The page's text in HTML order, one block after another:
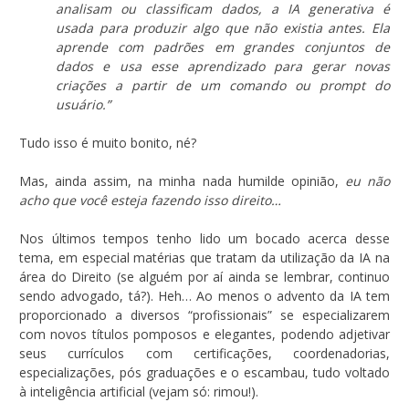
analisam ou classificam dados, a IA generativa é
usada para produzir algo que não existia antes. Ela
aprende com padrões em grandes conjuntos de
dados e usa esse aprendizado para gerar novas
criações a partir de um comando ou prompt do
usuário.”
Tudo isso é muito bonito, né?
Mas, ainda assim, na minha nada humilde opinião, eu não
acho que você esteja fazendo isso direito…
Nos últimos tempos tenho lido um bocado acerca desse
tema, em especial matérias que tratam da utilização da IA na
área do Direito (se alguém por aí ainda se lembrar, continuo
sendo advogado, tá?). Heh… Ao menos o advento da IA tem
proporcionado a diversos “profissionais” se especializarem
com novos títulos pomposos e elegantes, podendo adjetivar
seus currículos com certificações, coordenadorias,
especializações, pós graduações e o escambau, tudo voltado
à inteligência artificial (vejam só: rimou!).